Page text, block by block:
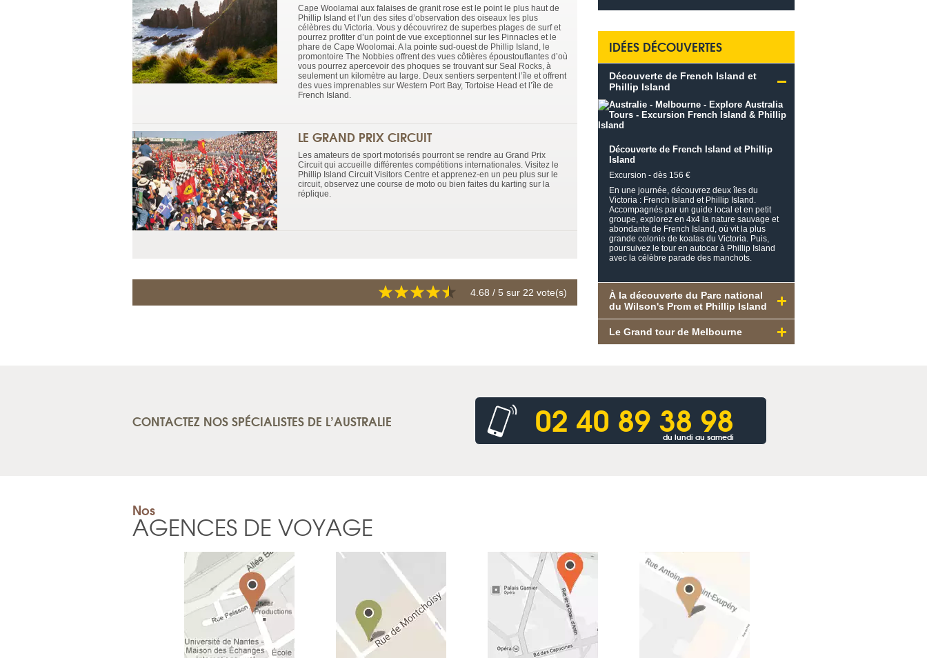
Cape Woolamai aux falaises de granit rose est le point le plus haut de
Phillip Island et l’un des sites d’observation des oiseaux les plus
célèbres du Victoria. Vous y découvrirez de superbes plages de surf et
pourrez profiter d’un point de vue exceptionnel sur les Pinnacles et le
phare de Cape Woolomai. A la pointe sud-ouest de Phillip Island, le
promontoire The Nobbies offrent des vues côtières époustouflantes d’où
vous pourrez apercevoir des phoques se trouvant sur Seal Rocks, à
seulement un kilomètre au large. Deux sentiers serpentent l’île et offrent
des vues imprenables sur Western Port Bay, Tortoise Head et l’île de
French Island.
LE GRAND PRIX CIRCUIT
Les amateurs de sport motorisés pourront se rendre au Grand Prix
Circuit qui accueille différentes compétitions internationales. Visitez le
Phillip Island Circuit Visitors Centre et apprenez-en un peu plus sur le
circuit, observez une course de moto ou bien faites du karting sur la
réplique.
4.68 / 5 sur 22 vote(s)
IDÉES DÉCOUVERTES
Découverte de French Island et
Phillip Island
Découverte de French Island et Phillip
Island
Excursion - dès 156 €
En une journée, découvrez deux îles du
Victoria : French Island et Phillip Island.
Accompagnés par un guide local et en petit
groupe, explorez en 4x4 la nature sauvage et
abondante de French Island, où vit la plus
grande colonie de koalas du Victoria. Puis,
poursuivez le tour en autocar à Phillip Island
avec la célèbre parade des manchots.
À la découverte du Parc national
du Wilson's Prom et Phillip Island
Le Grand tour de Melbourne
CONTACTEZ NOS SPÉCIALISTES DE L’AUSTRALIE 02 40 89 38 98
du lundi au samedi
Nos
AGENCES DE VOYAGE